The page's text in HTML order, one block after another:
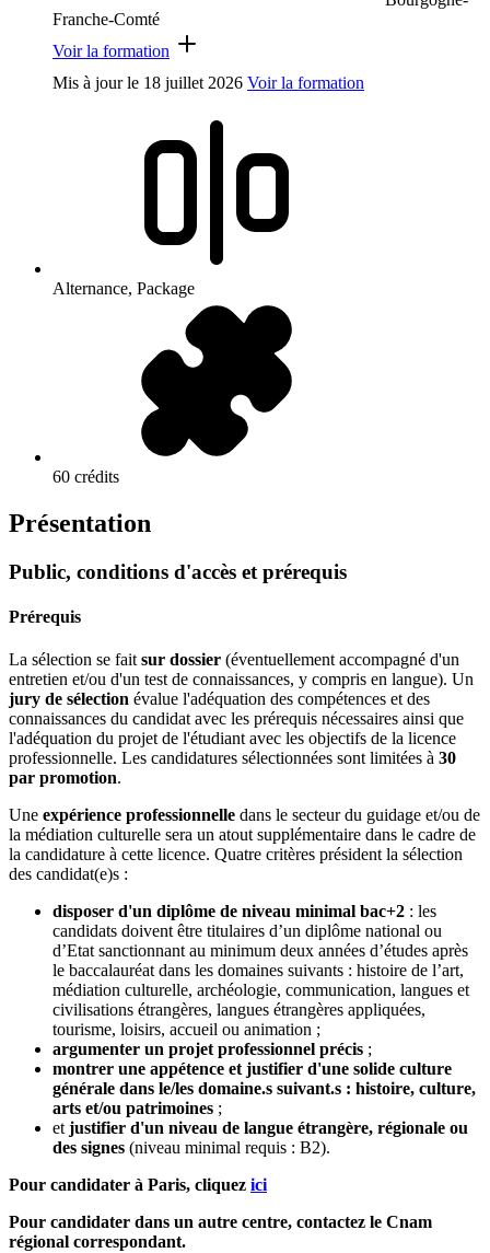
Franche-Comté
Voir la formation
Mis à jour le 18 juillet 2026 Voir la formation
Alternance, Package
60 crédits
Présentation
Public, conditions d'accès et prérequis
Prérequis
La sélection se fait sur dossier (éventuellement accompagné d'un
entretien et/ou d'un test de connaissances, y compris en langue). Un
jury de sélection évalue l'adéquation des compétences et des
connaissances du candidat avec les prérequis nécessaires ainsi que
l'adéquation du projet de l'étudiant avec les objectifs de la licence
professionnelle. Les candidatures sélectionnées sont limitées à 30
par promotion.
Une expérience professionnelle dans le secteur du guidage et/ou de
la médiation culturelle sera un atout supplémentaire dans le cadre de
la candidature à cette licence. Quatre critères président la sélection
des candidat(e)s :
disposer d'un diplôme de niveau minimal bac+2 : les
candidats doivent être titulaires d’un diplôme national ou
d’Etat sanctionnant au minimum deux années d’études après
le baccalauréat dans les domaines suivants : histoire de l’art,
médiation culturelle, archéologie, communication, langues et
civilisations étrangères, langues étrangères appliquées,
tourisme, loisirs, accueil ou animation ;
argumenter un projet professionnel précis ;
montrer une appétence et justifier d'une solide culture
générale dans le/les domaine.s suivant.s : histoire, culture,
arts et/ou patrimoines ;
et justifier d'un niveau de langue étrangère, régionale ou
des signes (niveau minimal requis : B2).
Pour candidater à Paris, cliquez ici
Pour candidater dans un autre centre, contactez le Cnam
régional correspondant.